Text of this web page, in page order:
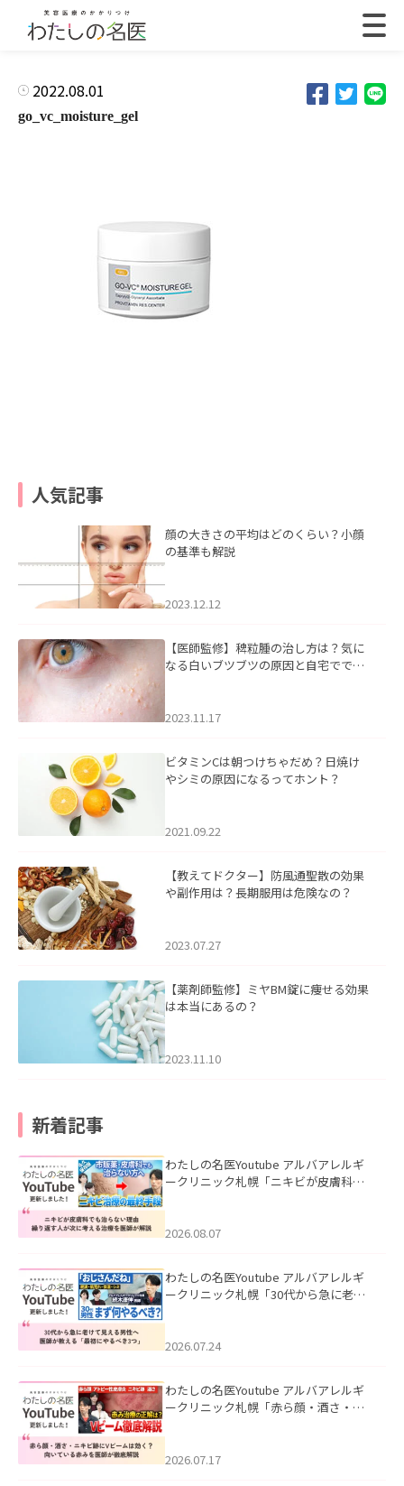
2022.08.01
go_vc_moisture_gel
人気記事
顔の大きさの平均はどのくらい？小顔
の基準も解説
2023.12.12
【医師監修】稗粒腫の治し方は？気に
なる白いブツブツの原因と自宅ででき
2023.11.17
ビタミンCは朝つけちゃだめ？日焼け
やシミの原因になるってホント？
2021.09.22
【教えてドクター】防風通聖散の効果
や副作用は？長期服用は危険なの？
2023.07.27
【薬剤師監修】ミヤBM錠に痩せる効果
は本当にあるの？
2023.11.10
新着記事
わたしの名医Youtube アルバアレルギ
ークリニック札幌「ニキビが皮膚科で
ました。
2026.08.07
わたしの名医Youtube アルバアレルギ
ークリニック札幌「30代から急に老け
た。
2026.07.24
わたしの名医Youtube アルバアレルギ
ークリニック札幌「赤ら顔・酒さ・ニ
した。
2026.07.17